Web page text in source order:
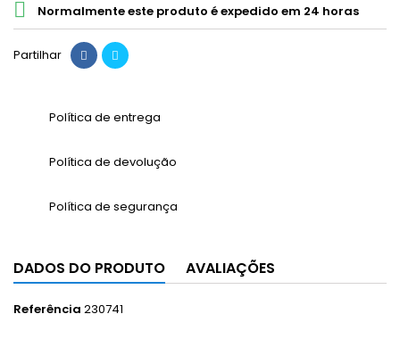
 Normalmente este produto é expedido em 24 horas
Partilhar
Política de entrega
Política de devolução
Política de segurança
DADOS DO PRODUTO AVALIAÇÕES
Referência 230741